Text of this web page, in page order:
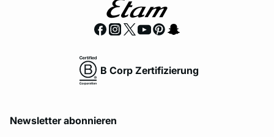
B Corp Zertifizierung
Newsletter abonnieren